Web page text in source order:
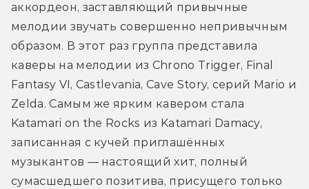
аккордеон, заставляющий привычные
мелодии звучать совершенно непривычным
образом. В этот раз группа представила
каверы на мелодии из Chrono Trigger, Final
Fantasy VI, Castlevania, Cave Story, серий Mario и
Zelda. Самым же ярким кавером стала
Katamari on the Rocks из Katamari Damacy,
записанная с кучей приглашённых
музыкантов — настоящий хит, полный
сумасшедшего позитива, присущего только